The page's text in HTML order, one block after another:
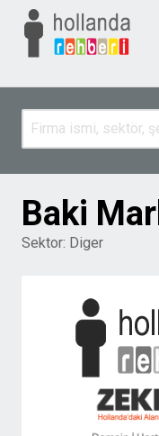
Baki
Sektor: Diger